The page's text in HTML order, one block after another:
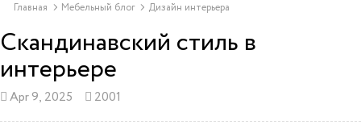
Главная Мебельный блог Дизайн интерьера
Скандинавский стиль в
интерьере
Apr 9, 2025 2001